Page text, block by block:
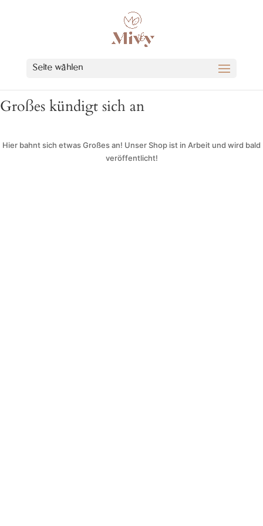
Seite wählen
Großes kündigt sich an
Hier bahnt sich etwas Großes an! Unser Shop ist in Arbeit und wird bald
veröffentlicht!